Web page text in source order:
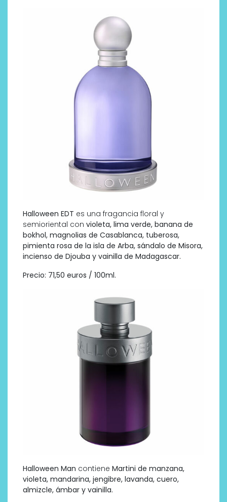
Halloween EDT es una fragancia floral y
semioriental con violeta, lima verde, banana de
bokhol, magnolias de Casablanca, tuberosa,
pimienta rosa de la isla de Arba, sándalo de Misora,
incienso de Djouba y vainilla de Madagascar.
Precio: 71,50 euros / 100ml.
Halloween Man contiene Martini de manzana,
violeta, mandarina, jengibre, lavanda, cuero,
almizcle, ámbar y vainilla.